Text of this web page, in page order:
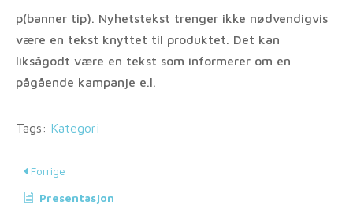
p(banner tip). Nyhetstekst trenger ikke nødvendigvis
være en tekst knyttet til produktet. Det kan
liksågodt være en tekst som informerer om en
pågående kampanje e.l.
Tags: Kategori
Forrige
Presentasjon